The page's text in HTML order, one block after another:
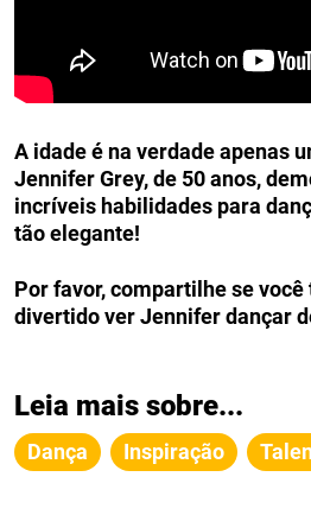
A idade é na verdade apenas
Jennifer Grey, de 50 anos,
incríveis habilidades para
tão elegante!
Por favor, compartilhe se
divertido ver Jennifer dançar
Leia mais sobre...
Dança Inspiração